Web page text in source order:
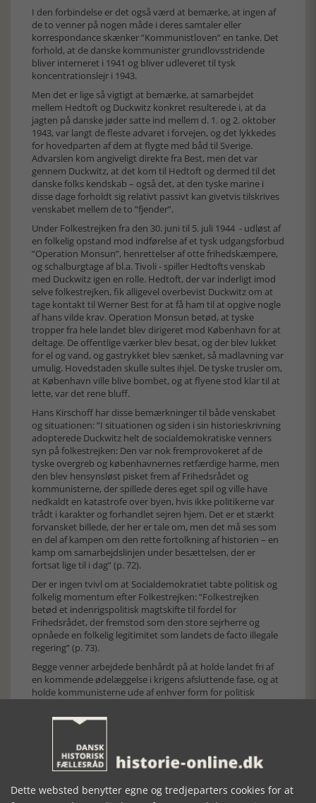
I den forbindelse er det også værd at bemærke, at ingen af
de to venner på nogen måde i deres samtaler eller
korrespondance skænker ”Kommunistloven” en tanke. Det
forhold, at de danske kommunister grundlovsstridende
bliver interneret i 1941 og bliver udleveret til tysk
koncentrationslejr i 1943.
Men det er lige så vigtigt at bemærke, at samarbejdet
mellem Hedtoft og Duckwitz konkret resulterede i, at da
jagten på danske jøder satte ind mellem d. 1. og 2. oktober
1943, var langt de fleste advaret i forvejen, og det lykkedes
for hovedparten af dem at flygte med båd til Sverige.
Advarslen kom angiveligt direkte fra Best, men det var
gennem Duckwitz, at det kom til Hedtoft og dermed til det
danske folks kendskab – også det, at den tyske marine i
disse dage forholdt sig relativt passivt kan givetvis tilskrives
venskabet mellem de to ”fjender”.
Under Folkestrejken fra den 30. juni til 5. juli 1944 - udløst af
en folkelig opstand mod indførelse af et tysk udgangsforbud
”Operation Monsun”, henrettelser af otte frihedskæmpere,
og schalburgtage af bl.a. Tivoli - spiller Hedtofts venskab
med Duckwitz igen en rolle. Hedtoft, der var inderligt imod
selve folkestrejken, fik alligevel overbevist Duckwitz om at
tage kontakt til Werner Best for at få ham til at opgive nogle
af hans vilde krav. Operation Monsun betød, at tyske
tropper fra hele landet blev dirigeret mod København for at
deltage. De offentlige værker blev besat, og der blev lukket
for el og vand, og gastrykket blev sænket, så madlavning var
umulig. Hovedstaden skulle sultes ihjel. De tyske trusler om,
at København ville blive bombet, og at flyene stod klar til at
lette, var det rene bluff.
Hans Kirschoff har disse bemærkninger til både venskabet
og situationen: ”I situationen og siden i sin historieskrivning
adopterede Duckwitz helt de socialdemokratiske venners
syn på folkestrejken: Den var nok fremprovokeret af de
tyske overgreb og københavnernes retfærdige harme, men
den blev hensynsløst pisket frem af Frihedsrådet og
kommunisterne, der spillede deres eget spil og ville have
nedkaldt en katastrofe over byen, hvis ikke politikerne var
trådt i karakter og forhandlet sejren hjem. Det er et stærkt
forvansket billede, der her er tale om, men det må ses som
en del af kampen om den rette fortolkning af historien – en
kamp om samarbejdslinjen under besættelsen, der er
fortsat lige til i dag” (p. 72).
Der er ingen tvivl om at Socialdemokratiet tabte politisk og
folkelig momentum efter Folkestrejken: ”Folkestrejken
betød et indenrigspolitisk magtskifte til fordel for
Frihedsrådet, der fremstod som den store sejrherre og
opnåede en folkelig legitimitet som landets de facto illegale
regering” (p. 73).
Begge venner arbejdede benhårdt på at holde landet fri af
en kommende ødelæggelse i krigens afsluttende fase, og at
holde kommunisterne ude af enhver form for politisk
undgå krigen og holde de radikale på begge sider stangen
partner. Denne overtog helt socialdemokraternes syn på
faren fra modstandsbevægelsen og DKP og den risiko, der lå
i, at det kom til et væbnet opgør eller borgerkrig på dansk
kamp for at forhindre Danmarks ødelæggelse fem minutter i
Dette websted benytter egne og tredjeparters cookies for at